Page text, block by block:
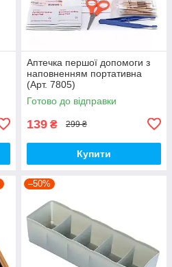
Аптечка першої допомоги з
наповненням портативна
(Арт. 7805)
Готово до відправки
139 ₴ 299 ₴
Купити
–50%